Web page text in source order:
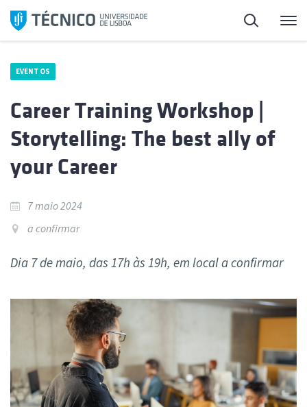
Saltar
para
Pesquisa
EVENTOS
Career Training Workshop |
Storytelling: The best ally of
your Career
7 maio 2024
a confirmar
Dia 7 de maio, das 17h às 19h, em local a confirmar